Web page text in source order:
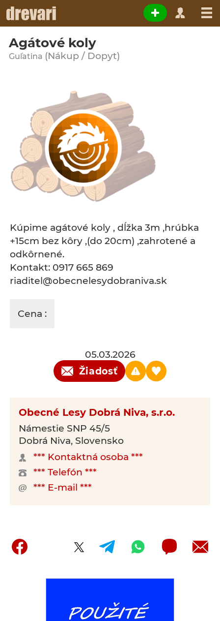
Agátové koly
Guľatina (Nákup / Dopyt)
Kúpime agátové koly , dĺžka 3m ,hrúbka
+15cm bez kôry ,(do 20cm) ,zahrotené a
odkôrnené.
Kontakt: 0917 665 869
riaditel@obecnelesydobraniva.sk
Cena :
05.03.2026
Žiadosť
Obecné Lesy Dobrá Niva, s.r.o.
Námestie SNP 45/5
Dobrá Niva, Slovensko
*** Kontaktná osoba ***
*** Telefón ***
*** E-mail ***